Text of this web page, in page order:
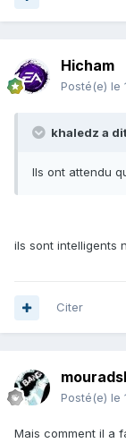
Hicham
Posté(e) le
khaledz a
Ils ont attendu
ils sont intelligents
Citer
Posté(e) le
Mais comment il a